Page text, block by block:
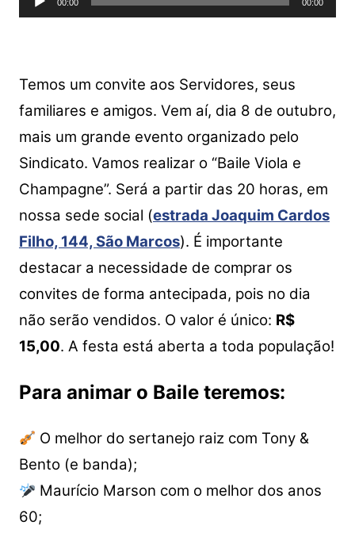
A b
k
Li
de
00:00 00:00
Temos um convite aos Servidores, seus
familiares e amigos. Vem aí, dia 8 de outubro,
mais um grande evento organizado pelo
Sindicato. Vamos realizar o “Baile Viola e
Champagne”. Será a partir das 20 horas, em
nossa sede social (estrada Joaquim Cardos
Filho, 144, São Marcos). É importante
destacar a necessidade de comprar os
convites de forma antecipada, pois no dia
não serão vendidos. O valor é único: R$
15,00. A festa está aberta a toda população!
Para animar o Baile teremos:
O melhor do sertanejo raiz com Tony &
Bento (e banda);
Maurício Marson com o melhor dos anos
60;